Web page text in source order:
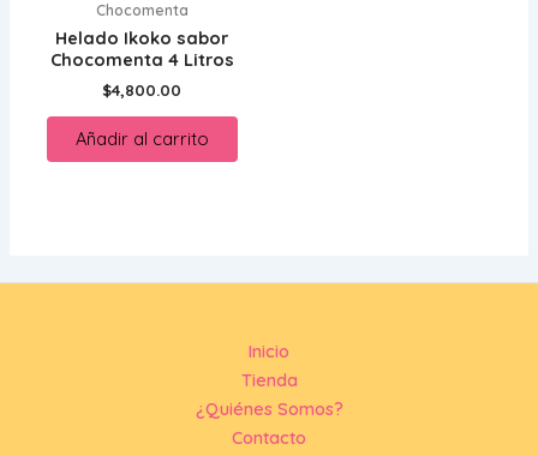
Chocomenta
Helado Ikoko sabor
Chocomenta 4 Litros
$4,800.00
Añadir al carrito
Inicio
Tienda
¿Quiénes Somos?
Contacto